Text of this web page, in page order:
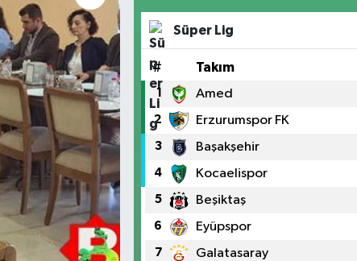
Süper Lig
# Takım
1 Amed
2 Erzurumspor FK
3 Başakşehir
4 Kocaelispor
5 Beşiktaş
6 Eyüpspor
7 Galatasaray